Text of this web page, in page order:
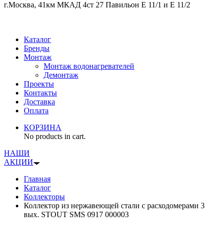
г.Москва, 41км МКАД 4ст 27 Павильон Е 11/1 и Е 11/2
Каталог
Бренды
Монтаж
Монтаж водонагревателей
Демонтаж
Проекты
Контакты
Доставка
Оплата
КОРЗИНА
No products in cart.
НАШИ
АКЦИИ
Главная
Каталог
Коллекторы
Коллектор из нержавеющей стали с расходомерами 3
вых. STOUT SMS 0917 000003